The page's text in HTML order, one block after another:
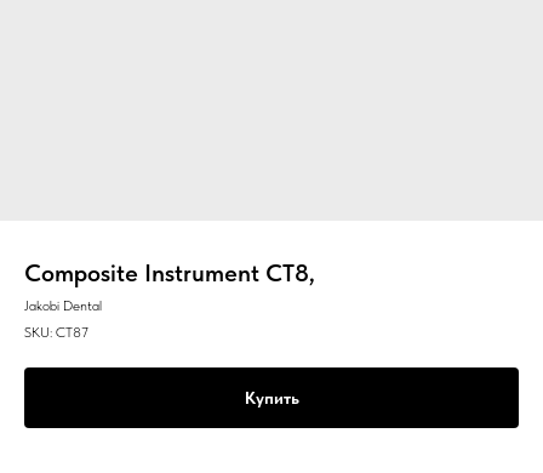
Composite Instrument CT8,
Jakobi Dental
SKU: CT87
Купить